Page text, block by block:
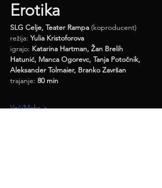
Erotika
SLG Celje, Teater Rampa (koproducent)
režija: Yulia Kristoforova
igrajo: Katarina Hartman, Žan Brelih
Hatunić, Manca Ogorevc, Tanja Potočnik,
Aleksander Tolmaier, Branko Završan
trajanje: 80 min
Več/Mehr >